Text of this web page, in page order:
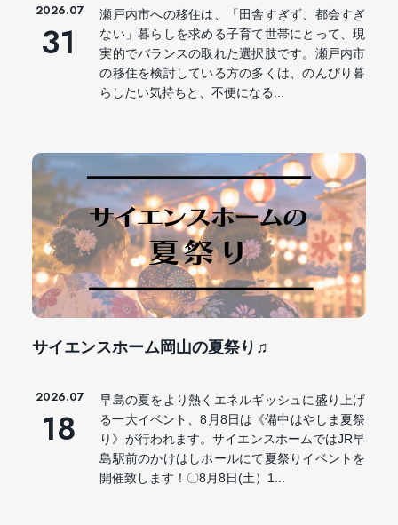
2026.07
31
瀬戸内市への移住は、「田舎すぎず、都会すぎ
ない」暮らしを求める子育て世帯にとって、現
実的でバランスの取れた選択肢です。瀬戸内市
の移住を検討している方の多くは、のんびり暮
らしたい気持ちと、不便になる...
サイエンスホーム岡山の夏祭り♫
2026.07
18
早島の夏をより熱くエネルギッシュに盛り上げ
る一大イベント、8月8日は《備中はやしま夏祭
り》が行われます。サイエンスホームではJR早
島駅前のかけはしホールにて夏祭りイベントを
開催致します！〇8月8日(土）1...